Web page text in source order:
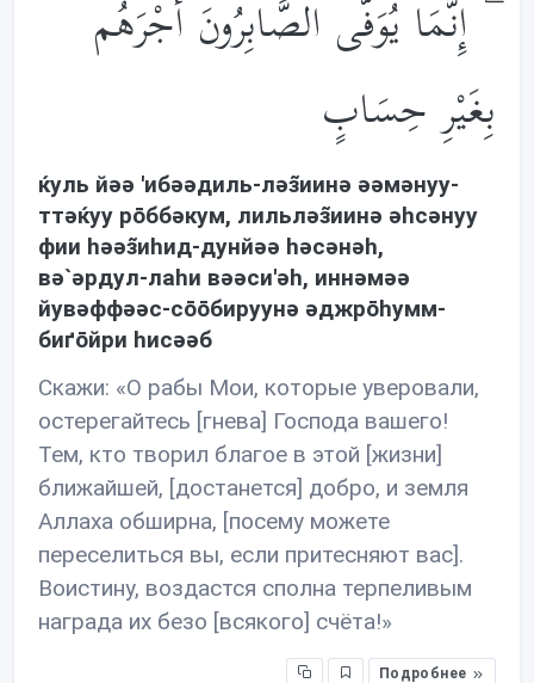
ۗ إِنَّمَا يُوَفَّى الصَّابِرُونَ أَجْرَهُم
بِغَيْرِ حِسَابٍ
ќуль йəə 'ибəəдиль-лəз̃иинə əəмəнуу-
ттəќуу рōббəкум, лильлəз̃иинə əhсəнуу
фии həəз̃иhид-дунйəə həсəнəh,
вə`əрдул-лаhи вəəси'əh, иннəмəə
йувəффəəс-сōōбируунə əджрōhумм-
биґōйри hисəəб
Скажи: «О рабы Мои, которые уверовали,
остерегайтесь [гнева] Господа вашего!
Тем, кто творил благое в этой [жизни]
ближайшей, [достанется] добро, и земля
Аллаха обширна, [посему можете
переселиться вы, если притесняют вас].
Воистину, воздастся сполна терпеливым
награда их безо [всякого] счёта!»
Подробнее